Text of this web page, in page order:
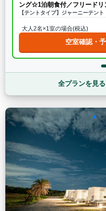
ング☆1泊朝食付／フリードリ
【テントタイプ】ジャーニーテント
大人2名×1室の場合(税込)
空室確認・
全プランを見